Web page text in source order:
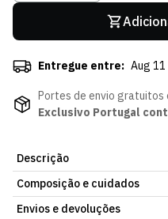
Entregue entre: Aug
Portes de envio gratuitos
Exclusivo Portugal
Descrição
Camisa Otherwise Padrão.
de combinar com o resto do
Composição e cuidados
Envios e devoluções